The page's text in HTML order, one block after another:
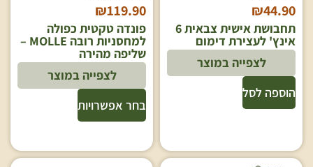
₪44.90
תחבושת אישית צבאית 6
אינץ' לעצירת דימום
הוספה לסל
לצפייה במוצר
₪119.90
פונדה טקטית כפולה
למחסניות רובה MOLLE –
שליפה מהירה
בחר אפשרויות
לצפייה במוצר